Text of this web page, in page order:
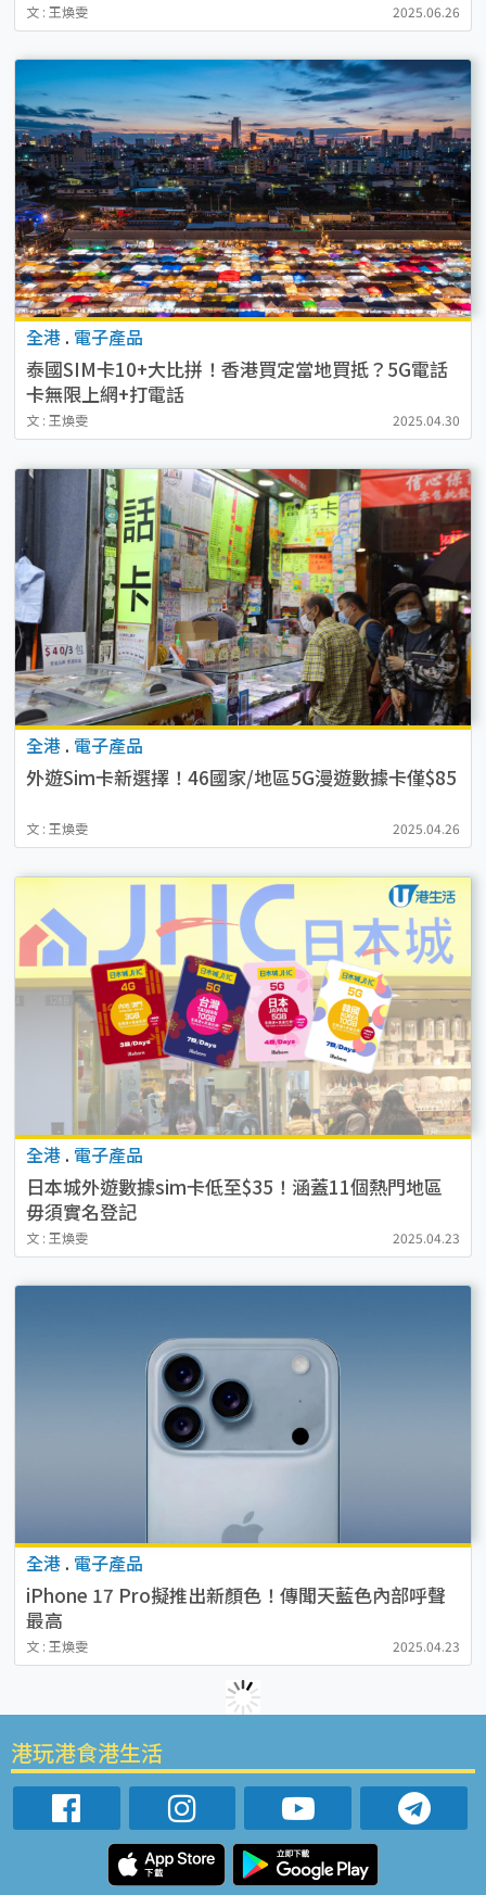
文 : 王煥雯 2025.06.26
全港 . 電子產品
泰國SIM卡10+大比拼！香港買定當地買抵？5G電話
卡無限上網+打電話
文 : 王煥雯 2025.04.30
全港 . 電子產品
外遊Sim卡新選擇！46國家/地區5G漫遊數據卡僅$85
文 : 王煥雯 2025.04.26
全港 . 電子產品
日本城外遊數據sim卡低至$35！涵蓋11個熱門地區
毋須實名登記
文 : 王煥雯 2025.04.23
全港 . 電子產品
iPhone 17 Pro擬推出新顏色！傳聞天藍色內部呼聲
最高
文 : 王煥雯 2025.04.23
港玩港食港生活